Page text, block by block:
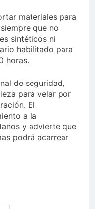
materiales para
que no
sintéticos ni
habilitado para
horas.
de seguridad,
para velar por
El
a la
y advierte que
podrá acarrear